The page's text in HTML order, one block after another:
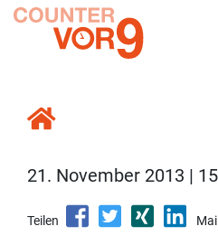
21. November 2013 |
Teilen